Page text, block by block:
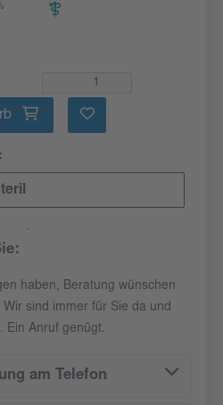
haben, Beratung wünschen
sind immer für Sie da und
Ein Anruf genügt.
am Telefon